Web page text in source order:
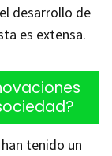
desarrollo de
es extensa.
tenido un